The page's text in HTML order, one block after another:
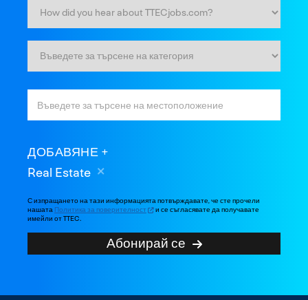
ДОБАВЯНЕ
Real Estate
С изпращането на тази информацията потвърждавате, че сте прочели
нашата Политика за поверителност
и се съгласявате да получавате
имейли от TTEC.
Абонирай се